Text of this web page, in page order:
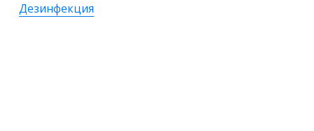
Дезинфекция